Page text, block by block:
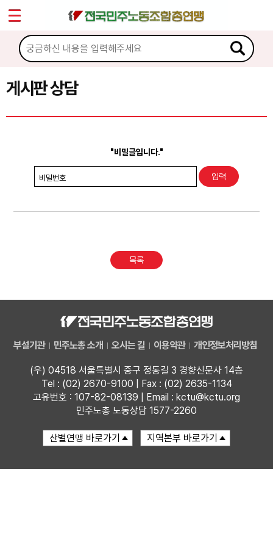
게시판 상담
"비밀글입니다."
비밀번호
목록
부설기관 민주노총 소개 오시는 길 이용약관 개인정보처리방침
(우) 04518 서울특별시 중구 정동길 3 경향신문사 14층
Tel : (02) 2670-9100 | Fax : (02) 2635-1134
고유번호 : 107-82-08139 | Email : kctu@kctu.org
민주노총 노동상담 1577-2260
마이페이지
소개
소식
노동상담
권리찾기수첩 검색
찾아보기
Sketchbook5, 스케치북5
Sketchbook5, 스케치북5